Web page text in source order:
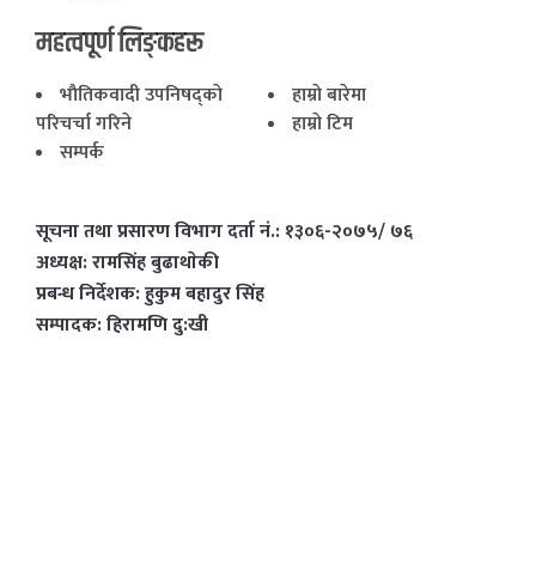
महत्वपूर्ण लिङ्कहरू
भाैतिकवादी उपनिषद्काे
परिचर्चा गरिने
हाम्राे बारेमा
हाम्राे टिम
सम्पर्क
सूचना तथा प्रसारण विभाग दर्ता नं.: १३०६-२०७५/ ७६
अध्यक्ष: रामसिंह बुढाथाेकी
प्रबन्ध निर्देशक: हुकुम बहादुर सिंह
सम्पादक: हिरामणि दु:खी